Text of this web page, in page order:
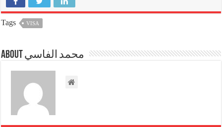
Tags VISA
About محمد الفاسي